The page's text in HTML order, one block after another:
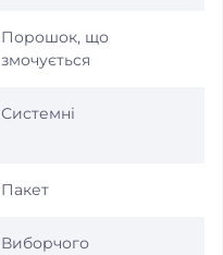
Порошок, що
змочується
Системні
Пакет
Виборчого